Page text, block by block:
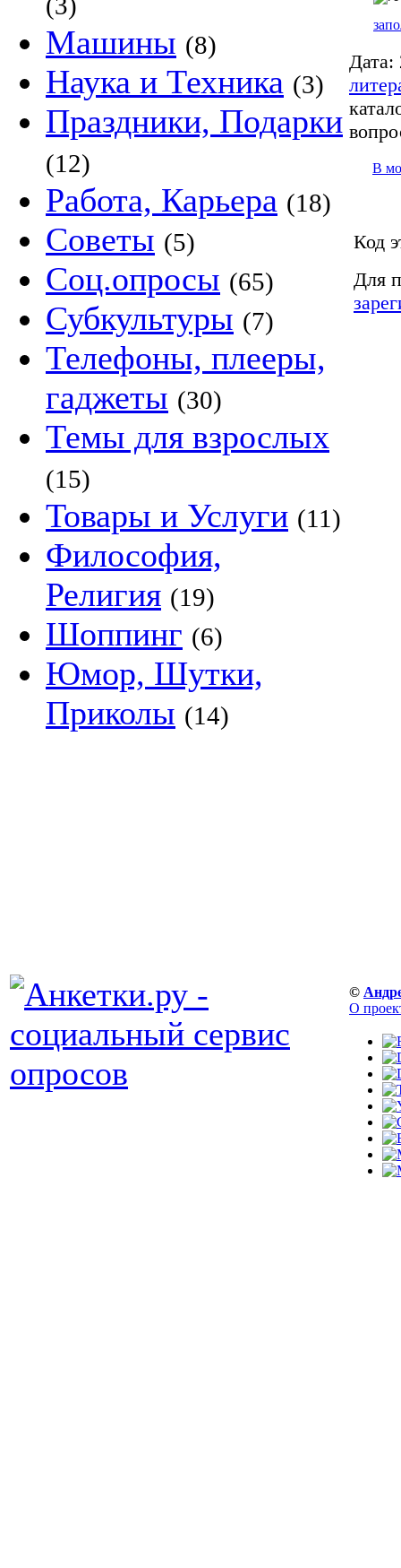
Машины (8)
Наука и Техника (3)
Праздники, Подарки
(12)
Работа, Карьера (18)
Советы (5)
Соц.опросы (65)
Субкультуры (7)
Телефоны, плееры,
гаджеты (30)
Темы для взрослых
(15)
Товары и Услуги (11)
Философия,
Религия (19)
Шоппинг (6)
Юмор, Шутки,
Приколы (14)
Дата:
В
Код
Для
©
О